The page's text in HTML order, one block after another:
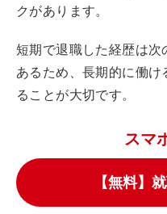
クがあります。
短期で退職した経歴は次
あるため、長期的に働け
ることが大切です。
スマ
【無料】